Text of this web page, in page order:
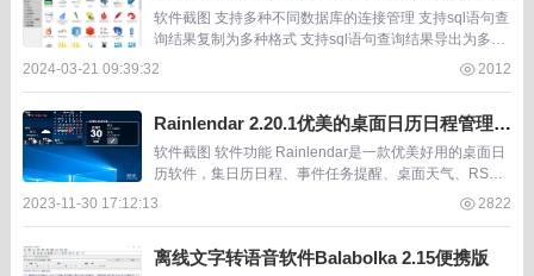
ql、sqlite等几十种数据库
软件截图 支持多种不同数据库的连接管理 支持sql语句查
询结果复制为多种格式 支持sql语句查询结果导出为多种
格式 软件介绍 dbeaver是一款数据库桌面客户端， 支持
2024-03-21 09:39:32 2012
Rainlendar 2.20.1优美的桌面日历日程管理软
件
软件截图 软件功能 Rainlendar是一款优美好用的桌面日
历软件，集日历日程、事件任务提醒、桌面天气、RSS
订阅器等多种轻巧实用的小功能。 可用来做工作计划与
2023-11-30 17:12:13 2822
离线文字转语音软件Balabolka 2.15便携版